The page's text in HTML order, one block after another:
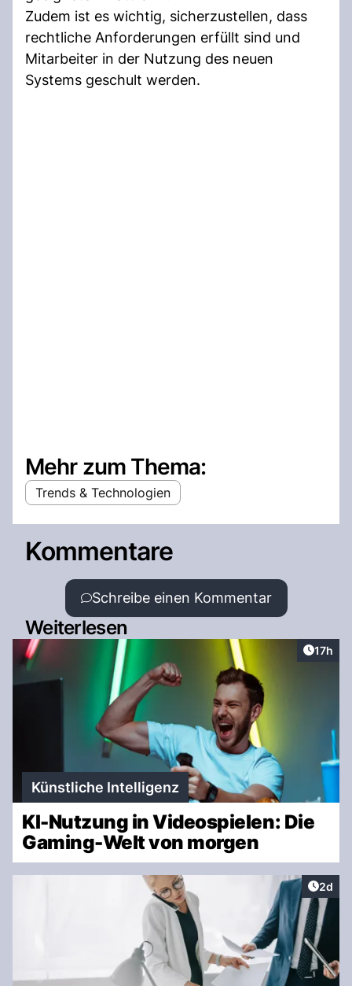
Zudem ist es wichtig, sicherzustellen, dass
rechtliche Anforderungen erfüllt sind und
Mitarbeiter in der Nutzung des neuen
Systems geschult werden.
Mehr zum Thema:
Trends & Technologien
Kommentare
Schreibe einen Kommentar
Weiterlesen
Artikel
17h
Künstliche Intelligenz
KI-Nutzung in Videospielen: Die
Gaming-Welt von morgen
2d